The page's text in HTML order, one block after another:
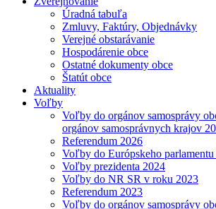
Úradná tabuľa
Zmluvy, Faktúry, Objednávky
Verejné obstarávanie
Hospodárenie obce
Ostatné dokumenty obce
Štatút obce
Aktuality
Voľby
Voľby do orgánov samosprávy
orgánov samosprávnych krajov
Referendum 2026
Voľby do Európskeho parlamentu
Voľby prezidenta 2024
Voľby do NR SR v roku 2023
Referendum 2023
Voľby do orgánov samosprávy